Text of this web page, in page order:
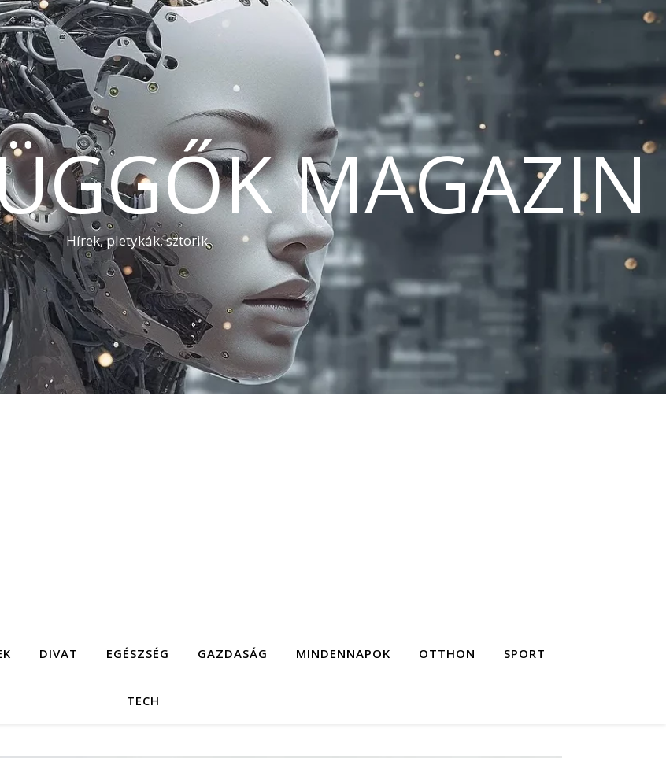
MAGAZIN
Hírek, pletykák, sztorik
DIVAT EGÉSZSÉG GAZDASÁG MINDENNAPOK OTTHON SPORT
TECH